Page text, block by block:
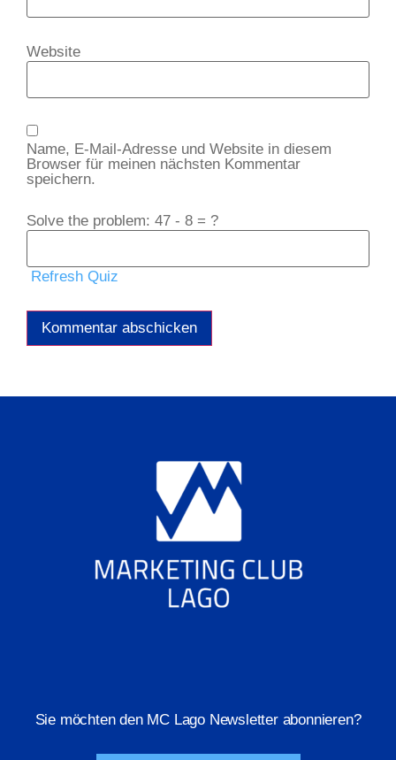
Website
Name, E-Mail-Adresse und Website in diesem
Browser für meinen nächsten Kommentar
speichern.
Solve the problem: 47 - 8 = ?
Refresh Quiz
Sie möchten den MC Lago Newsletter abonnieren?